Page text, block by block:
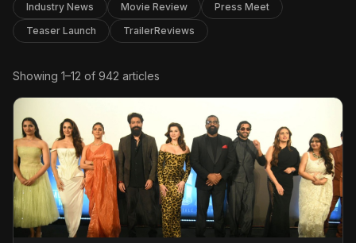
Industry News
Movie Review
Press Meet
Teaser Launch
TrailerReviews
Showing 1–12 of 942 articles